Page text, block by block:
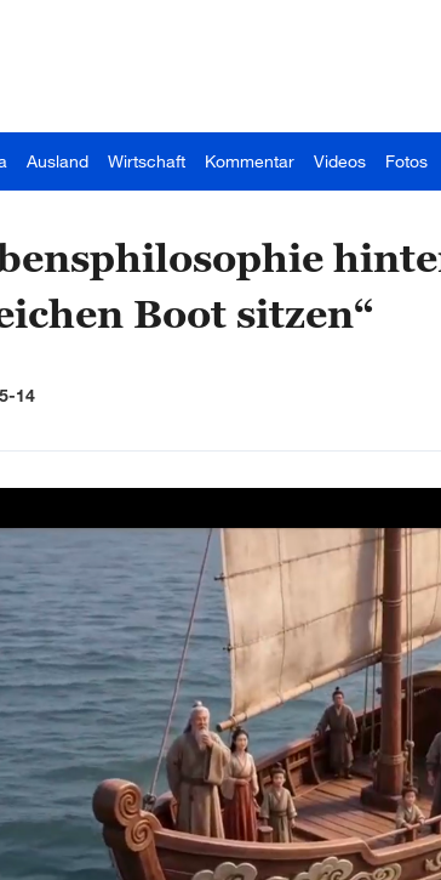
Ausland Wirtschaft Kommentar Videos Fotos
Boot sitzen“
14